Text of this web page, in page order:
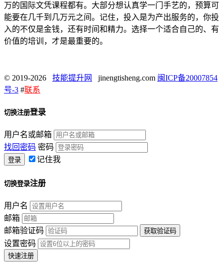
万的国际文凭课程都有。大部分想认真学一门手艺的，预算可
能要在几千到几万元之间。记住，投入是为产出服务的，你投
入的不仅是金钱，还有时间和精力。选择一个适合自己的、有
价值的培训，才是最重要的。
© 2019-2026 技能提升网 jinengtisheng.com 闽ICP备20007854
号-3 #联系
切换注册登录
用户名或邮箱
找回密码 密码
记住我
切换登录注册
用户名
邮箱
邮箱验证码
设置密码